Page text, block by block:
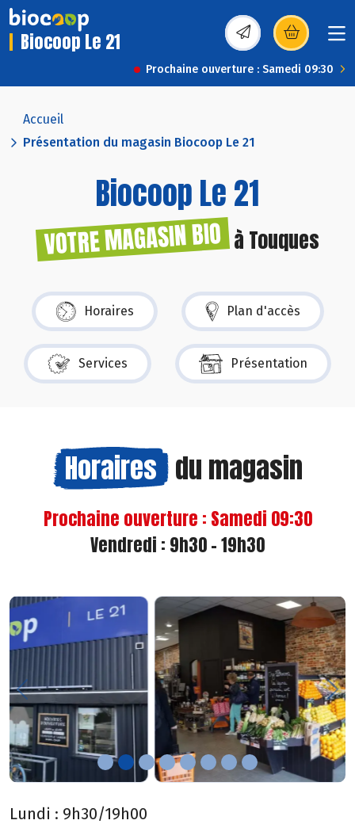
Biocoop Le 21 (s’ouvre dans une
Prochaine ouverture : Samedi 09:30
Accueil
Présentation du magasin Biocoop Le 21
Biocoop Le 21
VOTRE MAGASIN BIO à Touques
Horaires Plan d'accès
Services Présentation
Horaires du magasin
Prochaine ouverture : Samedi 09:30
Vendredi : 9h30 - 19h30
Previous
Lundi : 9h30/19h00